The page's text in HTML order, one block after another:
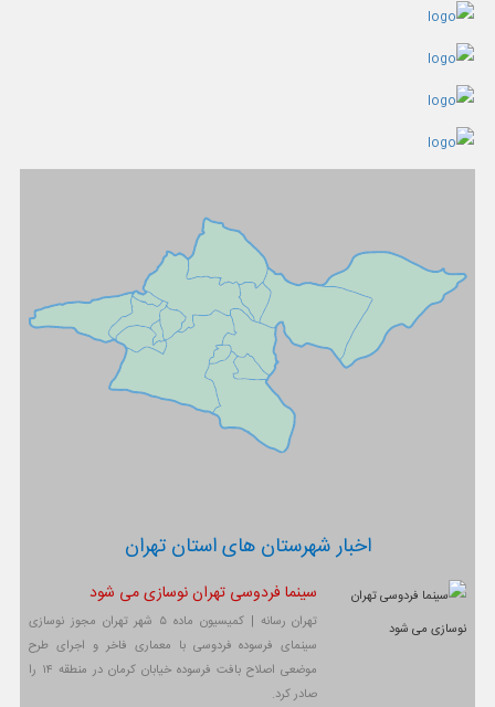
اخبار شهرستان های استان تهران
سینما فردوسی تهران نوسازی می شود
تهران رسانه | کمیسیون ماده ۵ شهر تهران مجوز نوسازی
سینمای فرسوده فردوسی با معماری فاخر و اجرای طرح
موضعی اصلاح بافت فرسوده خیابان کرمان در منطقه ۱۴ را
صادر کرد.